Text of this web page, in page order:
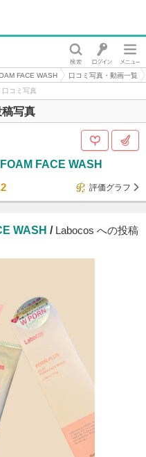
FACE WASH
口コミ写真・動画一覧
コミ写真
写真
FACE WASH
評価グラフ
WASH / Labocos への投稿